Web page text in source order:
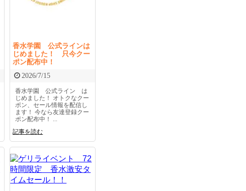
香水学園 公式ラインは
じめました！ 只今クー
ポン配布中！
2026/7/15
香水学園 公式ライン は
じめました！ オトクなクー
ポン、セール情報を配信し
ます！ 今なら友達登録クー
ポン配布中！ ...
記事を読む